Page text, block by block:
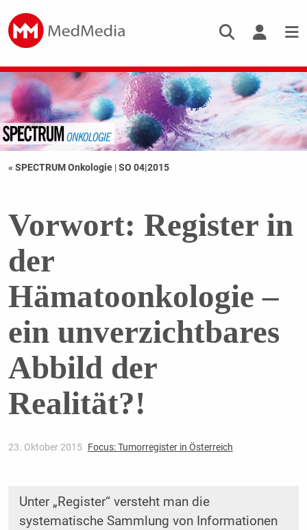
« SPECTRUM Onkologie |SO 04|2015
Vorwort: Register in
der
Hämatoonkologie –
ein unverzichtbares
Abbild der
Realität?!
23. Oktober 2015 Focus: Tumorregister in Österreich
Unter „Register“ versteht man die
systematische Sammlung von Informationen